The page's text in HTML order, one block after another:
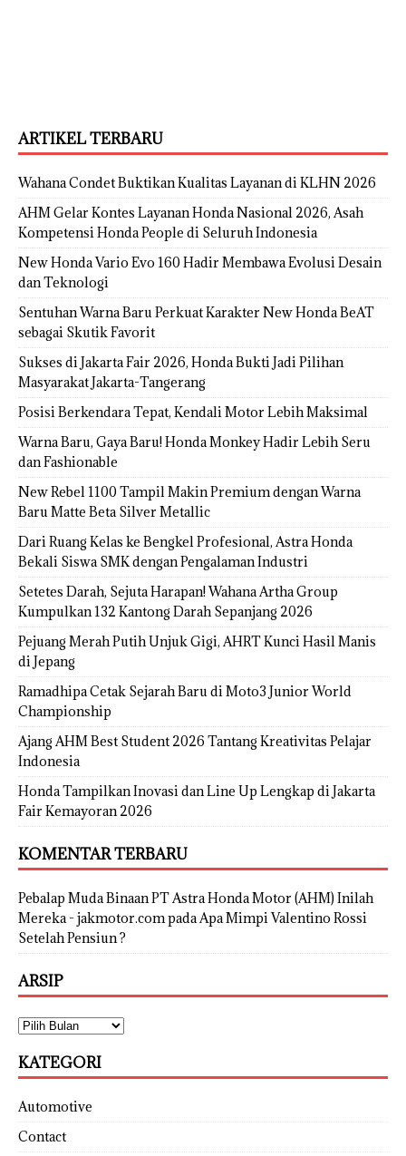
ARTIKEL TERBARU
Wahana Condet Buktikan Kualitas Layanan di KLHN 2026
AHM Gelar Kontes Layanan Honda Nasional 2026, Asah
Kompetensi Honda People di Seluruh Indonesia
New Honda Vario Evo 160 Hadir Membawa Evolusi Desain
dan Teknologi
Sentuhan Warna Baru Perkuat Karakter New Honda BeAT
sebagai Skutik Favorit
Sukses di Jakarta Fair 2026, Honda Bukti Jadi Pilihan
Masyarakat Jakarta-Tangerang
Posisi Berkendara Tepat, Kendali Motor Lebih Maksimal
Warna Baru, Gaya Baru! Honda Monkey Hadir Lebih Seru
dan Fashionable
New Rebel 1100 Tampil Makin Premium dengan Warna
Baru Matte Beta Silver Metallic
Dari Ruang Kelas ke Bengkel Profesional, Astra Honda
Bekali Siswa SMK dengan Pengalaman Industri
Setetes Darah, Sejuta Harapan! Wahana Artha Group
Kumpulkan 132 Kantong Darah Sepanjang 2026
Pejuang Merah Putih Unjuk Gigi, AHRT Kunci Hasil Manis
di Jepang
Ramadhipa Cetak Sejarah Baru di Moto3 Junior World
Championship
Ajang AHM Best Student 2026 Tantang Kreativitas Pelajar
Indonesia
Honda Tampilkan Inovasi dan Line Up Lengkap di Jakarta
Fair Kemayoran 2026
KOMENTAR TERBARU
Pebalap Muda Binaan PT Astra Honda Motor (AHM) Inilah
Mereka - jakmotor.compada Apa Mimpi Valentino Rossi
Setelah Pensiun ?
ARSIP
KATEGORI
Automotive
Contact